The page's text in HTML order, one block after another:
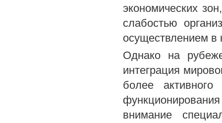
экономических
слабостью
осуществлением в
Однако на
интеграция
более
внимание